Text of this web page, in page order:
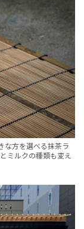
な方を選べる抹茶ラ
ミルクの種類も変え